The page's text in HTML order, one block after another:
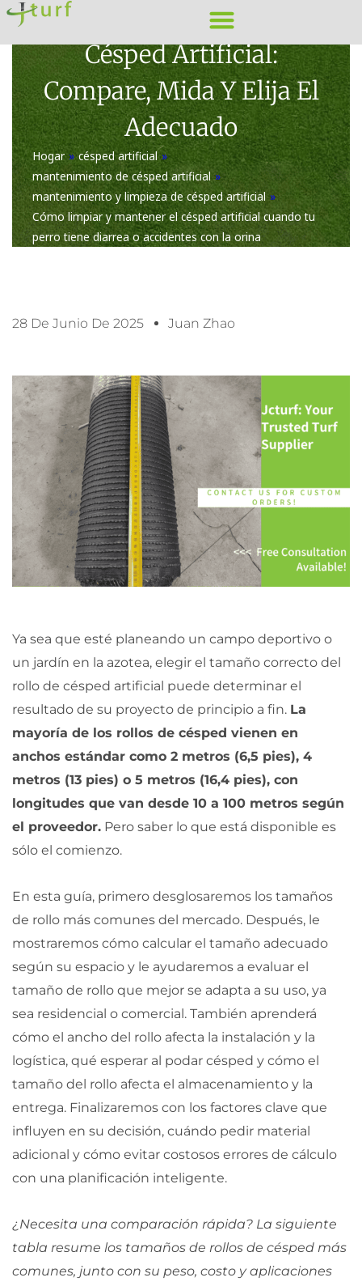
Ir
contenido
Tamaño Del Rollo De
Césped Artificial:
Compare, Mida Y Elija El
Adecuado
Hogar » césped artificial »
mantenimiento de césped artificial »
mantenimiento y limpieza de césped artificial »
Cómo limpiar y mantener el césped artificial cuando tu
perro tiene diarrea o accidentes con la orina
28 De Junio De 2025 Juan Zhao
Ya sea que esté planeando un campo deportivo o
un jardín en la azotea, elegir el tamaño correcto del
rollo de césped artificial puede determinar el
resultado de su proyecto de principio a fin. La
mayoría de los rollos de césped vienen en
anchos estándar como 2 metros (6,5 pies), 4
metros (13 pies) o 5 metros (16,4 pies), con
longitudes que van desde 10 a 100 metros según
el proveedor. Pero saber lo que está disponible es
sólo el comienzo.
En esta guía, primero desglosaremos los tamaños
de rollo más comunes del mercado. Después, le
mostraremos cómo calcular el tamaño adecuado
según su espacio y le ayudaremos a evaluar el
tamaño de rollo que mejor se adapta a su uso, ya
sea residencial o comercial. También aprenderá
cómo el ancho del rollo afecta la instalación y la
logística, qué esperar al podar césped y cómo el
tamaño del rollo afecta el almacenamiento y la
entrega. Finalizaremos con los factores clave que
influyen en su decisión, cuándo pedir material
adicional y cómo evitar costosos errores de cálculo
con una planificación inteligente.
¿Necesita una comparación rápida? La siguiente
tabla resume los tamaños de rollos de césped más
comunes, junto con su peso, costo y aplicaciones